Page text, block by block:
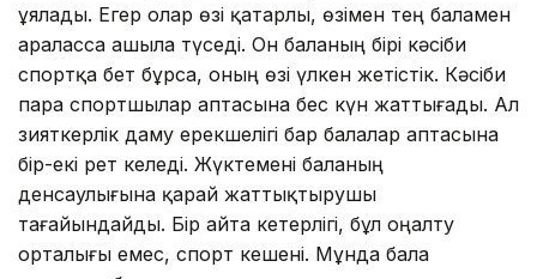
ұялады. Егер олар өзі қатарлы, өзімен тең баламен
араласса ашыла түседі. Он баланың бірі кәсіби
спортқа бет бұрса, оның өзі үлкен жетістік. Кәсіби
пара спортшылар аптасына бес күн жаттығады. Ал
зияткерлік даму ерекшелігі бар балалар аптасына
бір-екі рет келеді. Жүктемені баланың
денсаулығына қарай жаттықтырушы
тағайындайды. Бір айта кетерлігі, бұл оңалту
орталығы емес, спорт кешені. Мұнда бала